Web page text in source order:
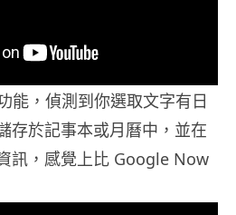
，偵測到你選取文字有日
存於記事本或月曆中，並在
訊，感覺上比 Google Now